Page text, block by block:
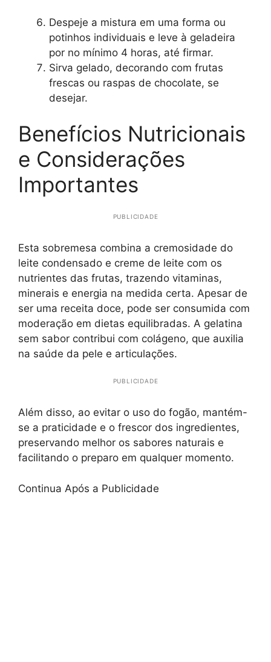
Despeje a mistura em uma forma ou
potinhos individuais e leve à geladeira
por no mínimo 4 horas, até firmar.
Sirva gelado, decorando com frutas
frescas ou raspas de chocolate, se
desejar.
Benefícios Nutricionais
e Considerações
Importantes
PUBLICIDADE
Esta sobremesa combina a cremosidade do
leite condensado e creme de leite com os
nutrientes das frutas, trazendo vitaminas,
minerais e energia na medida certa. Apesar de
ser uma receita doce, pode ser consumida com
moderação em dietas equilibradas. A gelatina
sem sabor contribui com colágeno, que auxilia
na saúde da pele e articulações.
PUBLICIDADE
Além disso, ao evitar o uso do fogão, mantém-
se a praticidade e o frescor dos ingredientes,
preservando melhor os sabores naturais e
facilitando o preparo em qualquer momento.
Continua Após a Publicidade